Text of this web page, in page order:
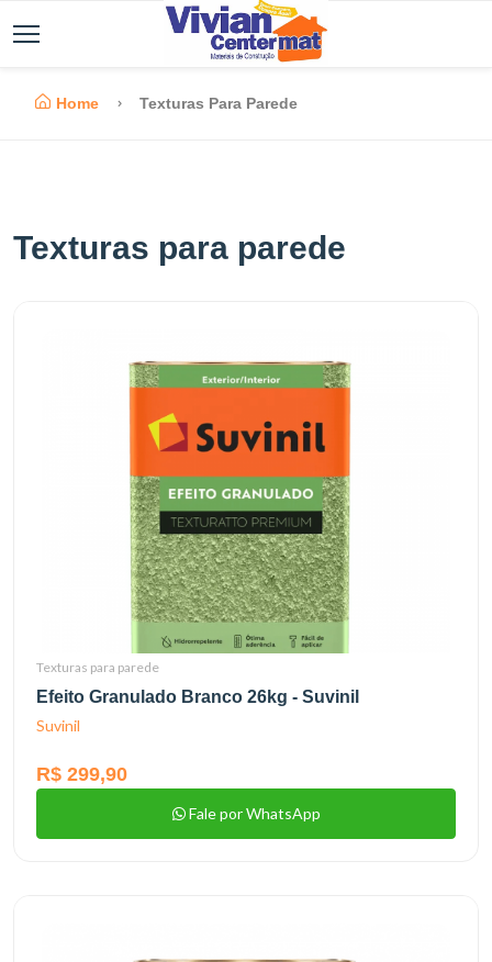
Home Texturas Para Parede
Texturas para parede
Texturas para parede
Efeito Granulado Branco 26kg - Suvinil
Suvinil
R$ 299,90
Fale por WhatsApp